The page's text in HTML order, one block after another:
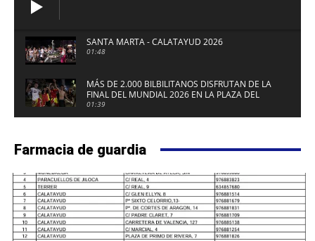
SANTA MARTA - CALATAYUD 2026
01:48
MÁS DE 2.000 BILBILITANOS DISFRUTAN DE LA
FINAL DEL MUNDIAL 2026 EN LA PLAZA DEL
FUERTE DE CALATAYUD
01:39
Farmacia de guardia